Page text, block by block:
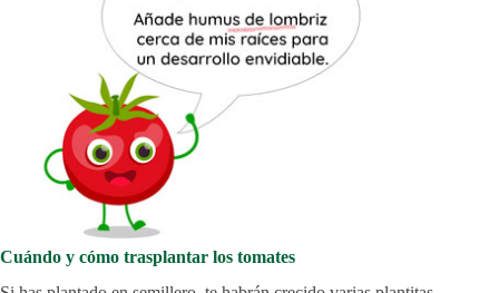
Cuándo y cómo trasplantar los tomates